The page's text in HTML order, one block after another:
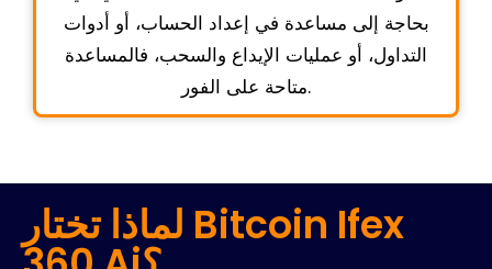
بحاجة إلى مساعدة في إعداد الحساب، أو أدوات
التداول، أو عمليات الإيداع والسحب، فالمساعدة
متاحة على الفور.
لماذا تختار Bitcoin Ifex